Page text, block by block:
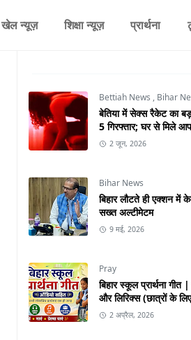
खेल न्यूज़ शिक्षा न्यूज़ प्रार्थना
Bettiah News , Bihar
बेतिया में सेक्स रैकेट का
5 गिरफ्तार; घर से मिले
2 जून, 2026
Bihar News
बिहार लौटते ही एक्शन में
सख्त अल्टीमेटम
9 मई, 2026
Pray
बिहार स्कूल प्रार्थना गीत
और लिरिक्स (छात्रों के
2 अप्रैल, 2026